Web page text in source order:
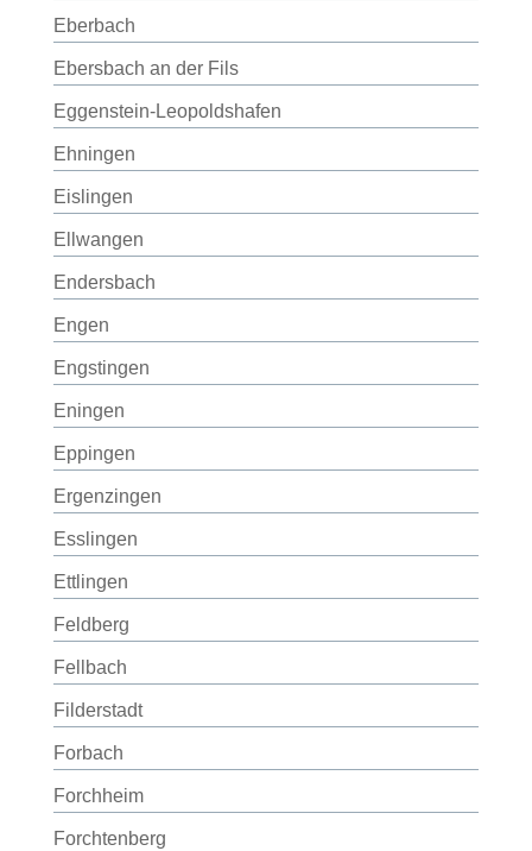
Eberbach
Ebersbach an der Fils
Eggenstein-Leopoldshafen
Ehningen
Eislingen
Ellwangen
Endersbach
Engen
Engstingen
Eningen
Eppingen
Ergenzingen
Esslingen
Ettlingen
Feldberg
Fellbach
Filderstadt
Forbach
Forchheim
Forchtenberg